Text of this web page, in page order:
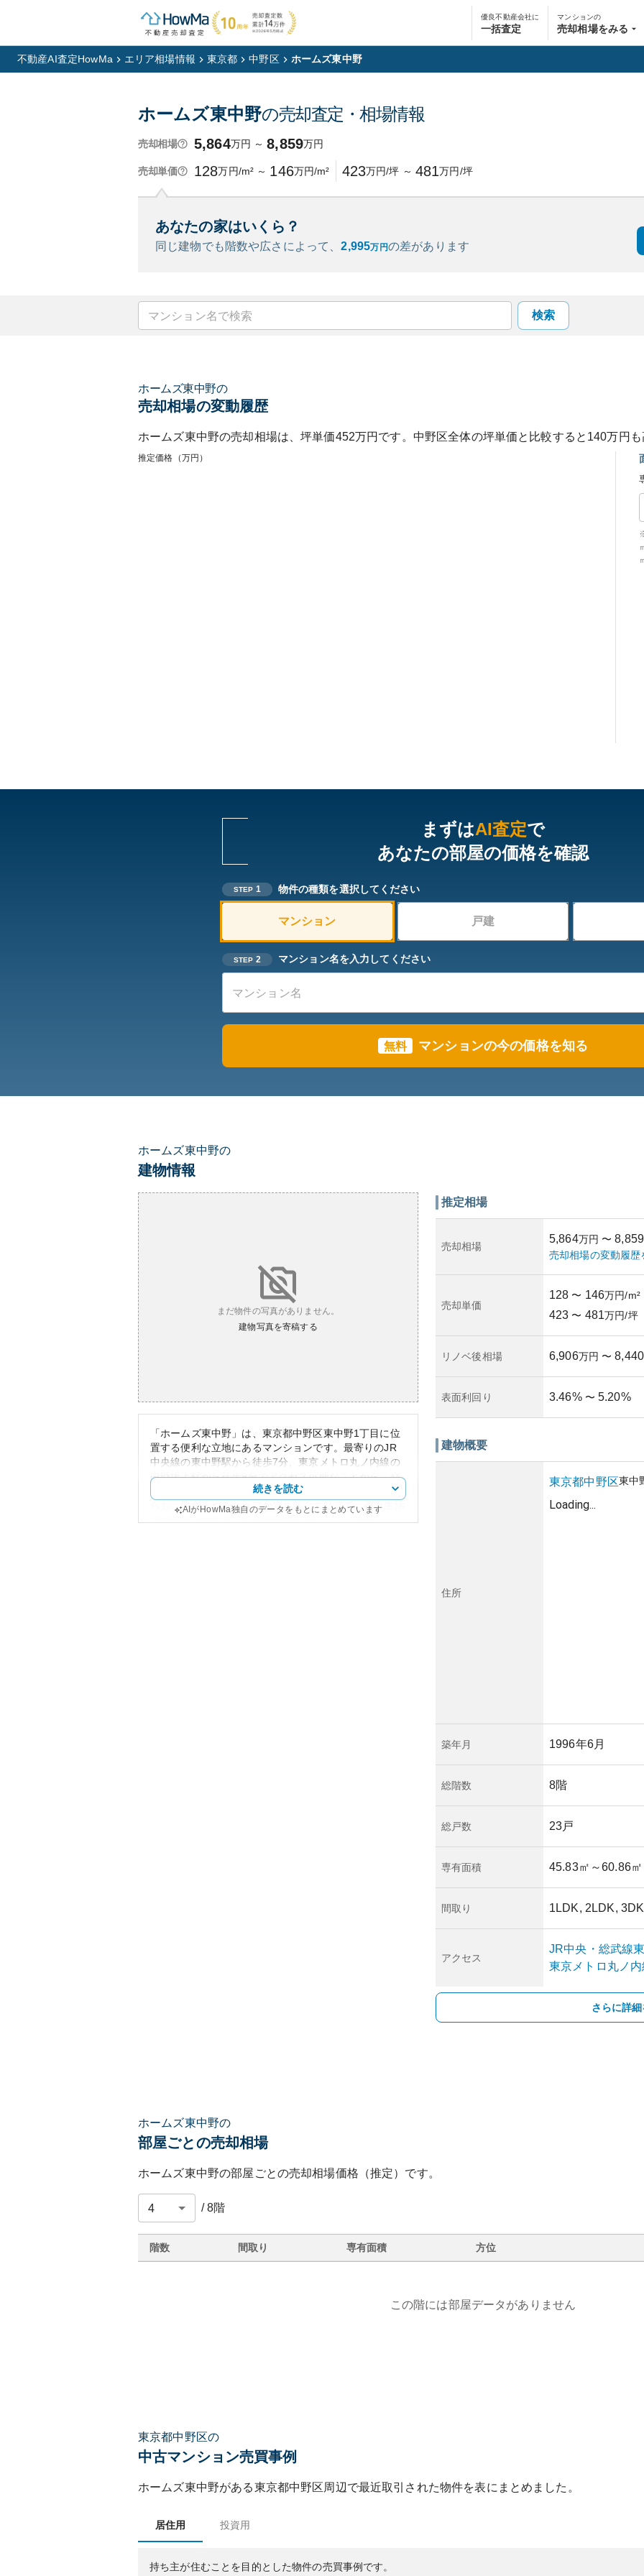
優良不動産会社に
一括査定
マンションの
売却相場をみる
不動産AI査定HowMa エリア相場情報 東京都 中野区 ホームズ東中野
ホームズ東中野の売却査定・相場情報
売却相場 5,864万円 ～ 8,859万円
売却単価 128万円/m² ～ 146万円/m² 423万円/坪 ～ 481万円/坪
あなたの家はいくら？
同じ建物でも階数や広さによって、2,995万円の差があります
検索
ホームズ東中野の
売却相場の変動履歴
ホームズ東中野の売却相場は、坪単価452万円です。 中野区全体の坪単価と比較すると 140万円も
推定価格（万円）
まずはAI査定で
あなたの部屋の価格を確認
STEP 1 物件の種類を選択してください
マンション 戸建
STEP 2 マンション名を入力してください
無料 マンションの今の価格を知る
ホームズ東中野の
建物情報
まだ物件の写真がありません。
建物写真を寄稿する
「ホームズ東中野」は、東京都中野区東中野1丁目に位
置する便利な立地にあるマンションです。最寄りのJR
中央線の東中野駅から徒歩7分、東京メトロ丸ノ内線の
中野坂上駅から徒歩9分でアクセス可能なことから、交
通の利便性が高いといえます。周辺は住宅街でありなが
らも、飲食店やショップが立ち並ぶエリアで、都市生活
続きを読む
AIがHowMa独自のデータをもとにまとめています
推定相場
売却相場
5,864万円 〜 8,859
売却相場の変動履歴
売却単価
128 〜 146万円/m²
423 〜 481万円/坪
リノベ後相場 6,906万円 〜 8,440
表面利回り 3.46% 〜 5.20%
建物概要
住所
東京都中野区東中
Loading...
築年月 1996年6月
総階数 8階
総戸数 23戸
専有面積 45.83㎡ ～60.86㎡
間取り 1LDK, 2LDK, 3DK
アクセス
JR中央・総武線
東京メトロ丸ノ
さらに詳
ホームズ東中野の
部屋ごとの売却相場
ホームズ東中野の部屋ごとの売却相場価格（推定）です。
/8階
階数 間取り 専有面積 方位
この階には部屋データがありません
東京都中野区の
中古マンション売買事例
ホームズ東中野がある東京都中野区周辺で最近取引された物件を表にまとめました。
居住用 投資用
持ち主が住むことを目的とした物件の売買事例です。